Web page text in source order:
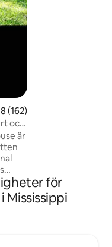
5 i genomsnittligt
(162)
och
är
utsikt
för
Mississippi